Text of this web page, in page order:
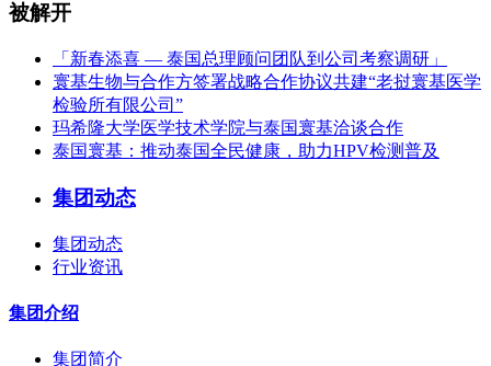
被解开
「新春添喜 — 泰国总理顾问团队到公司考察调研」
寰基生物与合作方签署战略合作协议共建“老挝寰基医学
检验所有限公司”
玛希隆大学医学技术学院与泰国寰基洽谈合作
泰国寰基：推动泰国全民健康，助力HPV检测普及
集团动态
集团动态
行业资讯
集团介绍
集团简介